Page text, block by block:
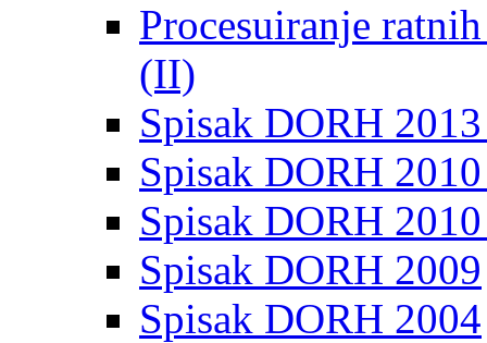
Procesuiranje
(II)
Spisak DORH
Spisak DORH
Spisak DORH
Spisak DORH 2009
Spisak DORH 2004